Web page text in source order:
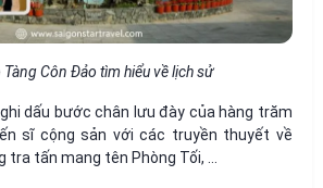
Tàng Côn Đảo tìm hiểu về lịch sử
dấu bước chân lưu đày của hàng trăm
sĩ cộng sản với các truyền thuyết về
tra tấn mang tên Phòng Tối, …